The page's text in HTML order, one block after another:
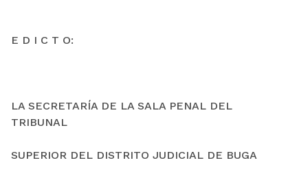
E D I C T O:
LA SECRETARÍA DE LA SALA PENAL DEL
TRIBUNAL
SUPERIOR DEL DISTRITO JUDICIAL DE BUGA